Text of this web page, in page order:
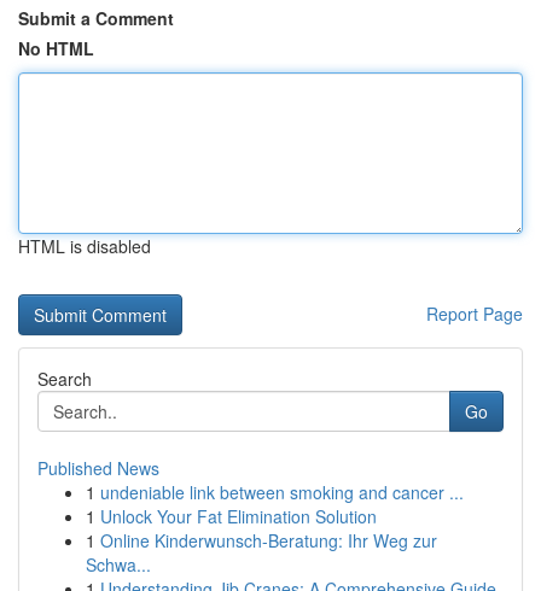
Submit a Comment
No HTML
HTML is disabled
Report Page
Search
Go
Published News
1 undeniable link between smoking and cancer ...
1 Unlock Your Fat Elimination Solution
1 Online Kinderwunsch-Beratung: Ihr Weg zur
Schwa...